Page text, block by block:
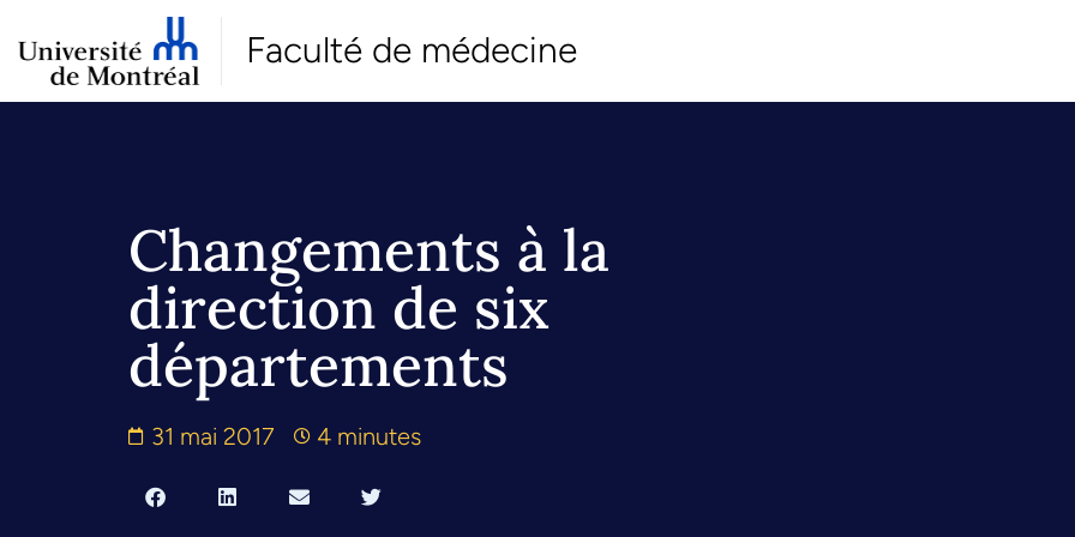
Faculté de médecine
Changements à la
direction de six
départements
31 mai 2017 4 minutes